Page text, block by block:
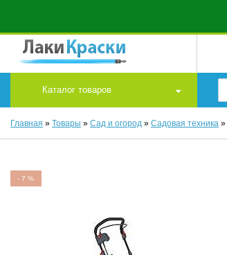
Каталог товаров
Главная » Товары » Сад и огород » Садовая техника »
-7%